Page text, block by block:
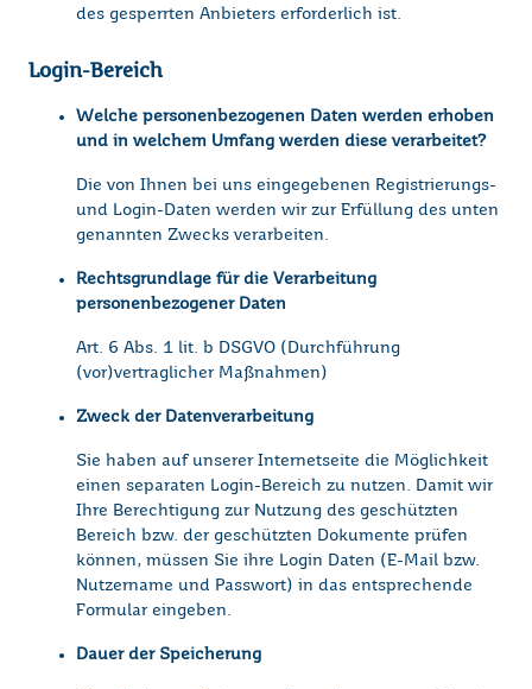
des gesperrten Anbieters erforderlich ist.
Login-Bereich
Welche personenbezogenen Daten werden erhoben
und in welchem Umfang werden diese verarbeitet?
Die von Ihnen bei uns eingegebenen Registrierungs-
und Login-Daten werden wir zur Erfüllung des unten
genannten Zwecks verarbeiten.
Rechtsgrundlage für die Verarbeitung
personenbezogener Daten
Art. 6 Abs. 1 lit. b DSGVO (Durchführung
(vor)vertraglicher Maßnahmen)
Zweck der Datenverarbeitung
Sie haben auf unserer Internetseite die Möglichkeit
einen separaten Login-Bereich zu nutzen. Damit wir
Ihre Berechtigung zur Nutzung des geschützten
Bereich bzw. der geschützten Dokumente prüfen
können, müssen Sie ihre Login Daten (E-Mail bzw.
Nutzername und Passwort) in das entsprechende
Formular eingeben.
Dauer der Speicherung